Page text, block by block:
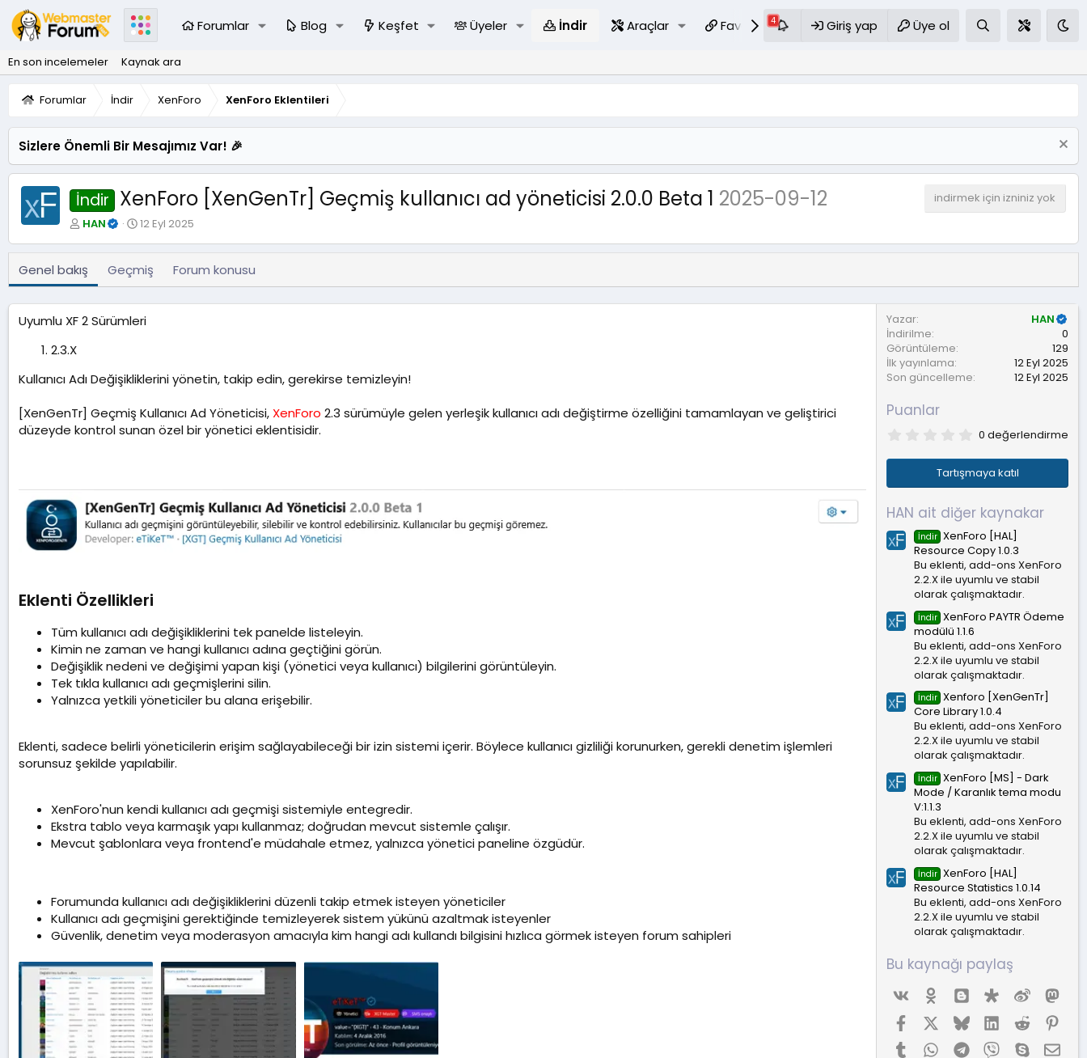
Forumlar Blog Keşfet Üyeler İndir Araçlar Favoriler S.S.S
Giriş yap Üye ol
En son incelemeler Kaynak ara
Forumlar İndir XenForo XenForo Eklentileri
Sizlere Önemli Bir Mesajımız Var! 🎉
İndir XenForo [XenGenTr] Geçmiş kullanıcı ad yöneticisi 2.0.0 Beta 1 2025-09-12
indirmek için izniniz yok
Y
a
r
HAN
O
ş
u
t
r
i
12 Eyl 2025
Genel bakış Geçmiş Forum konusu
Uyumlu XF 2 Sürümleri
2.3.X
Kullanıcı Adı Değişikliklerini yönetin, takip edin, gerekirse temizleyin!
[XenGenTr] Geçmiş Kullanıcı Ad Yöneticisi, XenForo 2.3 sürümüyle gelen yerleşik kullanıcı adı değiştirme özelliğini tamamlayan ve geliştirici
düzeyde kontrol sunan özel bir yönetici eklentisidir.
Eklenti Özellikleri
Tüm kullanıcı adı değişikliklerini tek panelde listeleyin.
Kimin ne zaman ve hangi kullanıcı adına geçtiğini görün.
Değişiklik nedeni ve değişimi yapan kişi (yönetici veya kullanıcı) bilgilerini görüntüleyin.
Tek tıkla kullanıcı adı geçmişlerini silin.
Yalnızca yetkili yöneticiler bu alana erişebilir.
Eklenti, sadece belirli yöneticilerin erişim sağlayabileceği bir izin sistemi içerir. Böylece kullanıcı gizliliği korunurken, gerekli denetim işlemleri
sorunsuz şekilde yapılabilir.
XenForo'nun kendi kullanıcı adı geçmişi sistemiyle entegredir.
Ekstra tablo veya karmaşık yapı kullanmaz; doğrudan mevcut sistemle çalışır.
Mevcut şablonlara veya frontend'e müdahale etmez, yalnızca yönetici paneline özgüdür.
Forumunda kullanıcı adı değişikliklerini düzenli takip etmek isteyen yöneticiler
Kullanıcı adı geçmişini gerektiğinde temizleyerek sistem yükünü azaltmak isteyenler
Güvenlik, denetim veya moderasyon amacıyla kim hangi adı kullandı bilgisini hızlıca görmek isteyen forum sahipleri
Yazar
HAN
İndirilme
0
Görüntüleme
129
İlk yayınlama
12 Eyl 2025
Son güncelleme
12 Eyl 2025
Puanlar
0
0
0
y
l
d
ı
z
0 değerlendirme
Tartışmaya katıl
HAN ait diğer kaynakar
İndir XenForo [HAL]
Resource Copy 1.0.3
Bu eklenti, add-ons XenForo
2.2.X ile uyumlu ve stabil
olarak çalışmaktadır.
İndir XenForo PAYTR Ödeme
modülü 1.1.6
Bu eklenti, add-ons XenForo
2.2.X ile uyumlu ve stabil
olarak çalışmaktadır.
İndir Xenforo [XenGenTr]
Core Library 1.0.4
Bu eklenti, add-ons XenForo
2.2.X ile uyumlu ve stabil
olarak çalışmaktadır.
İndir XenForo [MS] - Dark
Mode / Karanlık tema modu
V:1.1.3
Bu eklenti, add-ons XenForo
2.2.X ile uyumlu ve stabil
olarak çalışmaktadır.
İndir XenForo [HAL]
Resource Statistics 1.0.14
Bu eklenti, add-ons XenForo
2.2.X ile uyumlu ve stabil
olarak çalışmaktadır.
Bu kaynağı paylaş
Vk BloggerDiaspora
Weibo
FacebookX (Twitter)
Bluesky LinkedInReddit
Tumblr WhatsApp
Telegram
ViberSkypeE-